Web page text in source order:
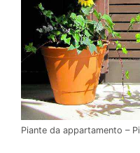
Piante da appartamento –